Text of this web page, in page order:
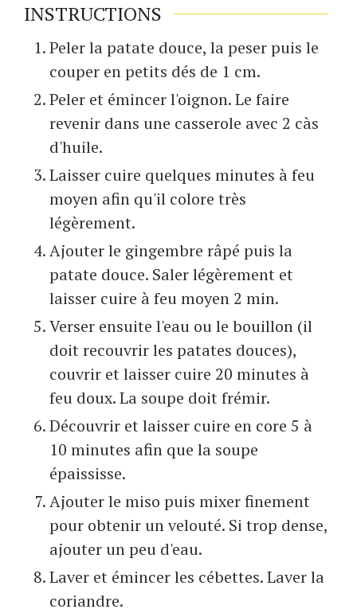
INSTRUCTIONS
Peler la patate douce, la peser puis le
couper en petits dés de 1 cm.
Peler et émincer l'oignon. Le faire
revenir dans une casserole avec 2 càs
d'huile.
Laisser cuire quelques minutes à feu
moyen afin qu'il colore très
légèrement.
Ajouter le gingembre râpé puis la
patate douce. Saler légèrement et
laisser cuire à feu moyen 2 min.
Verser ensuite l'eau ou le bouillon (il
doit recouvrir les patates douces),
couvrir et laisser cuire 20 minutes à
feu doux. La soupe doit frémir.
Découvrir et laisser cuire en core 5 à
10 minutes afin que la soupe
épaississe.
Ajouter le miso puis mixer finement
pour obtenir un velouté. Si trop dense,
ajouter un peu d'eau.
Laver et émincer les cébettes. Laver la
coriandre.